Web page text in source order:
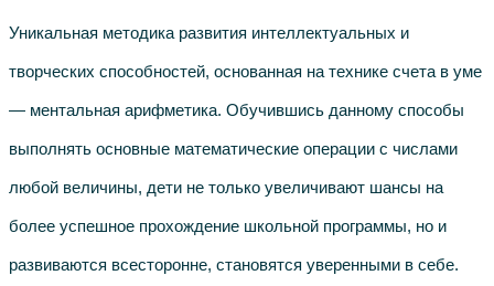
Уникальная методика развития интеллектуальных и
творческих способностей, основанная на технике счета в уме
— ментальная арифметика. Обучившись данному способы
выполнять основные математические операции с числами
любой величины, дети не только увеличивают шансы на
более успешное прохождение школьной программы, но и
развиваются всесторонне, становятся уверенными в себе.